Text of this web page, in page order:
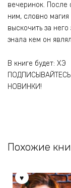
вечеринок. После
ним, словно
выскочить за
знала кем он
В книге будет: ХЭ
НОВИНКИ!
Похожие